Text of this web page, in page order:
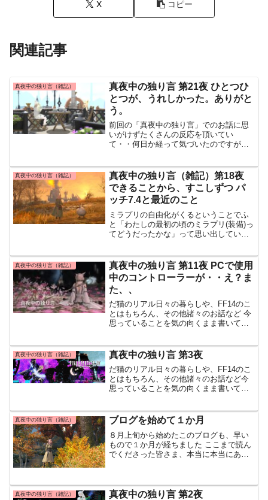
X コピー
関連記事
真夜中の独り言（雑記）
真夜中の独り言 第21夜 ひとつひ
とつが、うれしかった。ありがと
う。
前回の「真夜中の独り言」でのお話に思
いがけずたくさんの反応を頂いてい
て・・何日か経って気づいたのですがそ
ントはブログを読んでくださった方がわ
たしのブログにリンク先として...
真夜中の独り言（雑記）
真夜中の独り言（雑記）第18夜
できることから、すこしずつ パ
ッチ7.4と最近のこと
ミラプリの自由化がくるということでふ
と「わたしの最初の頃のミラプリ(装備)っ
てどうだったかな」って思い出していま
色してそれだけで「すっごくおしゃれ」
って感じていたなぁっ...
真夜中の独り言（雑記）
真夜中の独り言 第11夜 PCで使用
中のコントローラーが・・え？ま
た、、
だ猫のリアル日々の暮らしや、FF14のこ
とはもちろん、その他諸々のお話など 今
思っていることを気の向くまま書いてい
ます 前回の独り言は以下のリンク先から
読めますhtt
真夜中の独り言（雑記） 真夜中の独り言 第3夜
だ猫のリアル日々の暮らしや、FF14のこ
とはもちろん、その他諸々のお話など今
思っていることを気の向くまま書いてい
ます今回の日記『真夜中の独り言』
は・・・引っ越しは・・・...
真夜中の独り言（雑記） ブログを始めて１か月
８月上旬から始めたこのブログも、早い
もので１か月が経ちました ここまで読ん
でくださった皆さま、本当に本当にあり
日々ブ
真夜中の独り言（雑記） 真夜中の独り言 第2夜